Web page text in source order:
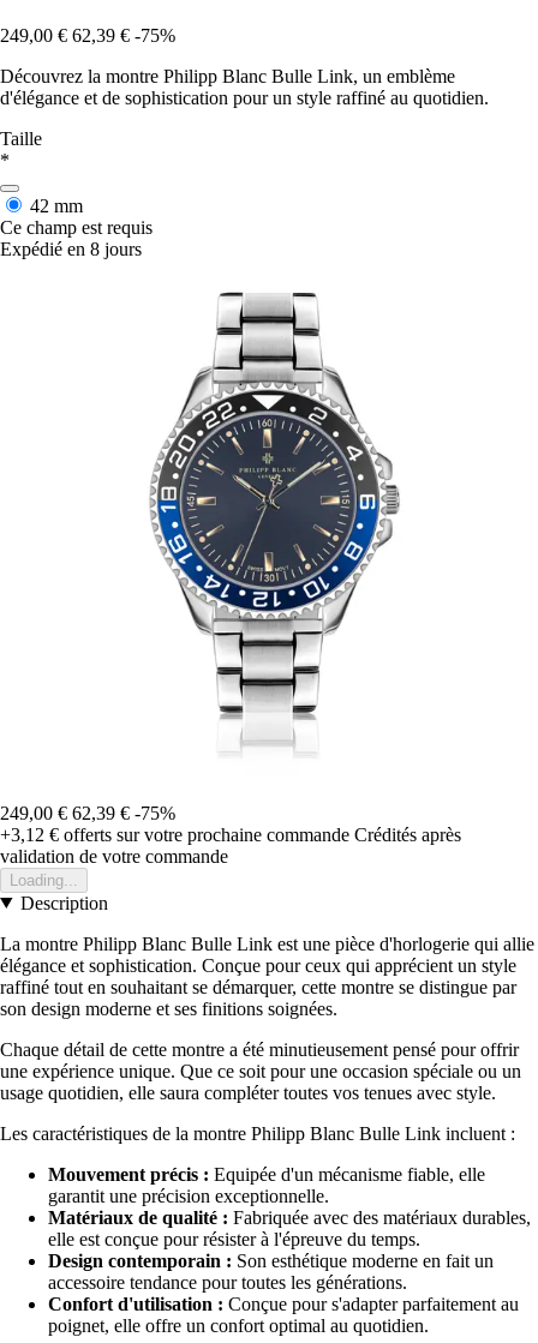
249,00 € 62,39 € -75%
Découvrez la montre Philipp Blanc Bulle Link, un emblème
d'élégance et de sophistication pour un style raffiné au quotidien.
Taille
*
42 mm
Ce champ est requis
Expédié en 8 jours
249,00 € 62,39 € -75%
+3,12 € offerts sur votre prochaine commande Crédités après
validation de votre commande
Loading...
Description
La montre Philipp Blanc Bulle Link est une pièce d'horlogerie qui allie
élégance et sophistication. Conçue pour ceux qui apprécient un style
raffiné tout en souhaitant se démarquer, cette montre se distingue par
son design moderne et ses finitions soignées.
Chaque détail de cette montre a été minutieusement pensé pour offrir
une expérience unique. Que ce soit pour une occasion spéciale ou un
usage quotidien, elle saura compléter toutes vos tenues avec style.
Les caractéristiques de la montre Philipp Blanc Bulle Link incluent :
Mouvement précis : Equipée d'un mécanisme fiable, elle
garantit une précision exceptionnelle.
Matériaux de qualité : Fabriquée avec des matériaux durables,
elle est conçue pour résister à l'épreuve du temps.
Design contemporain : Son esthétique moderne en fait un
accessoire tendance pour toutes les générations.
Confort d'utilisation : Conçue pour s'adapter parfaitement au
poignet, elle offre un confort optimal au quotidien.